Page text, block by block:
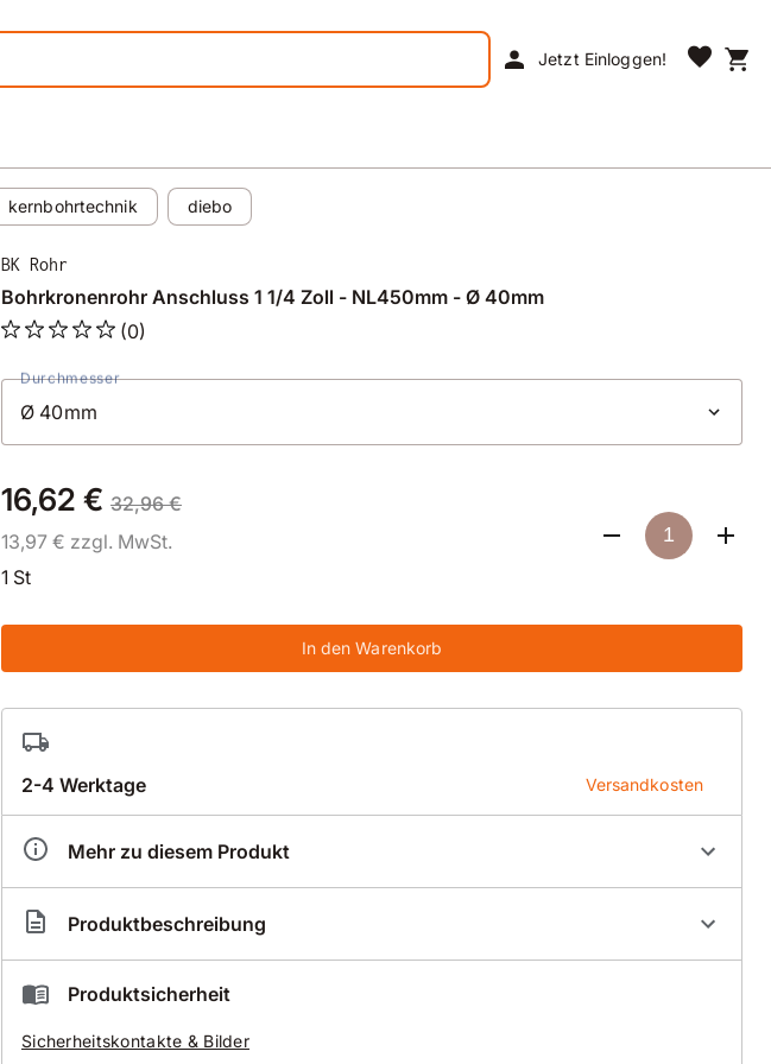
person Jetzt Einloggen! favorite shopping_cart
kernbohrtechnik diebo
BK Rohr
Bohrkronenrohr Anschluss 1 1/4 Zoll - NL450mm - Ø 40mm
(0)
Durchmesser
16,62 € 32,96 €
13,97 € zzgl. MwSt.
1 St
In den Warenkorb
2-4 Werktage Versandkosten
Mehr zu diesem Produkt
Artikelnummer BR200040
Produktbeschreibung
Durch Eigenfertigung der Bohrkronenrohre
auch für alle Überlängen
Produktsicherheit
Sicherheitskontakte & Bilder